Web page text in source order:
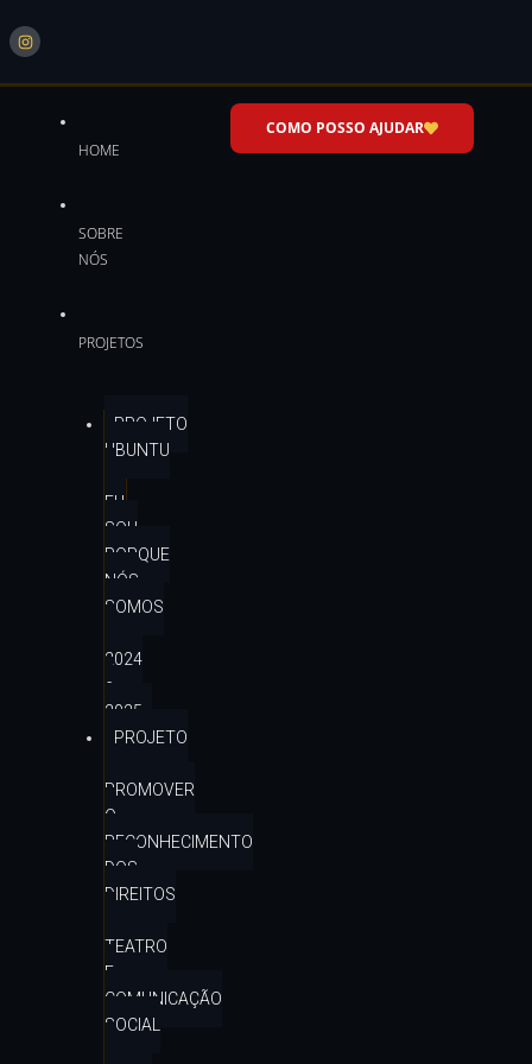
HOME
SOBRE
NÓS
PROJETOS
PROJETO
UBUNTU
EU
SOU
PORQUE
NÓS
SOMOS
2024
e
2025
PROJETO
PROMOVER
O
RECONHECIMENTO
DOS
DIREITOS
TEATRO
E
COMUNICAÇÃO
SOCIAL
COMO POSSO AJUDAR